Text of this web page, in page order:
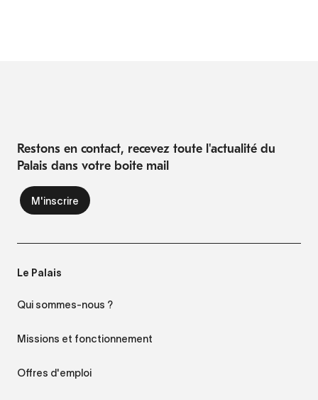
Restons en contact, recevez toute l'actualité du
Palais dans votre boite mail
Le Palais
Qui sommes-nous ?
Missions et fonctionnement
Offres d'emploi